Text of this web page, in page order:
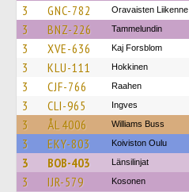
3 GNC-782 Oravaisten Liikenne
3 BNZ-226 Tammelundin
3 XVE-636 Kaj Forsblom
3 KLU-111 Hokkinen
3 CJF-766 Raahen
3 CLI-965 Ingves
3 ÅL 4006 Williams Buss
3 EKY-803 Koiviston Oulu
3 BOB-403 Länsilinjat
3 IJR-579 Kosonen